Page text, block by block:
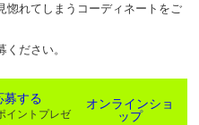
惚れてしまうコーディネートをご
ださい。
募する
オンラインショ
ップ